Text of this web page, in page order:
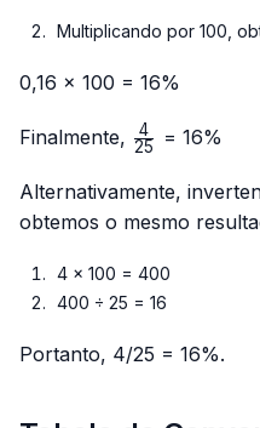
Multiplicando por 100,
0,16 × 100 = 16%
Finalmente, \frac{4}
25
4 = 16%
Alternativamente,
obtemos o mesmo
4 × 100 = 400
400 ÷ 25 = 16
Portanto, 4/25 = 16%.